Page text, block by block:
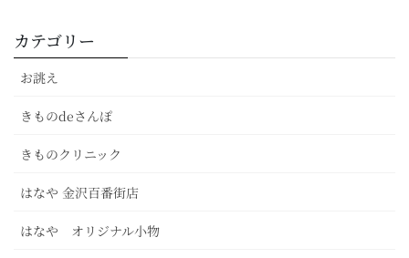
カテゴリー
お誂え
きものdeさんぽ
きものクリニック
はなや 金沢百番街店
はなや オリジナル小物